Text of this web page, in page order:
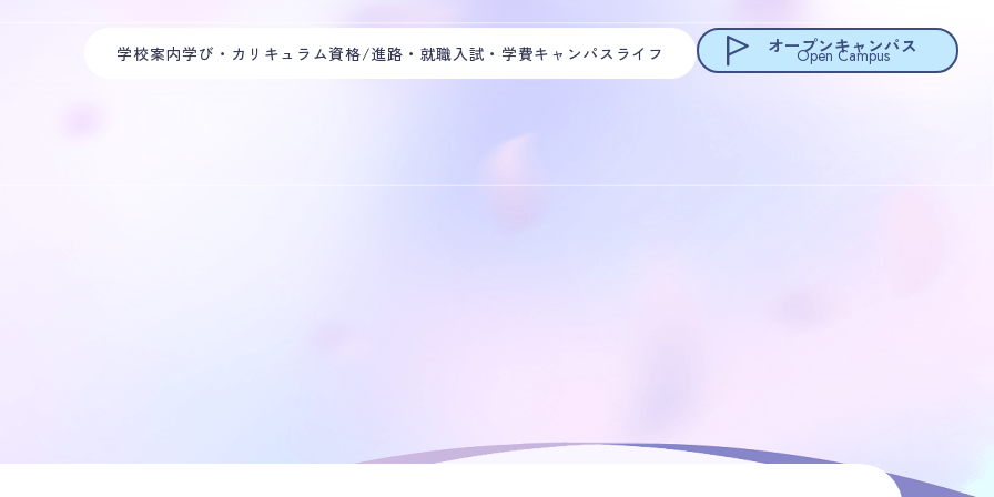
学校案内学び・カリキュラム資格/進路・就職入試・学費キャンパスライフ オープンキャンパス
Open Campus